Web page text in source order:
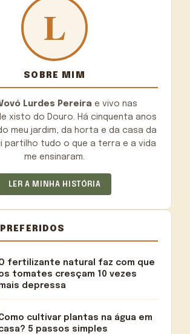
SOBRE MIM
Lurdes Pereira e vivo nas
xisto do Douro. Há cinquenta anos
meu jardim, da horta e da casa da
partilho tudo o que a terra e a vida
me ensinaram.
LER A MINHA HISTÓRIA
fertilizante natural faz com que
tomates cresçam 10 vezes
depressa
cultivar plantas na água em
5 passos simples